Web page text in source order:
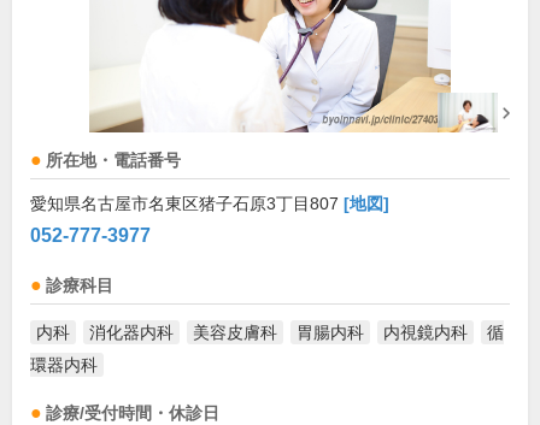
所在地・電話番号
愛知県名古屋市名東区猪子石原3丁目807 [地図]
052-777-3977
診療科目
内科 消化器内科 美容皮膚科 胃腸内科 内視鏡内科
循
環器内科
診療/受付時間・休診日